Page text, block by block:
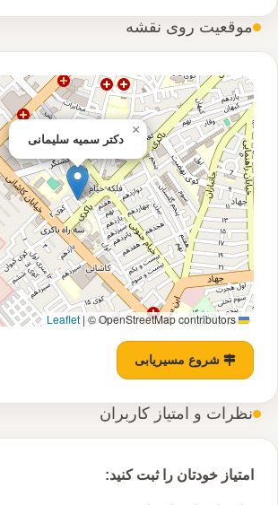
موقعیت روی نقشه
دکتر سمیه سلیمانی
×
Leaflet
|© OpenStreetMap contributors
شروع مسیریابی
نظرات و امتیاز کاربران
امتیاز خودتان را ثبت کنید: